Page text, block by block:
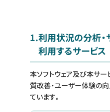
1.利用状況の分析
利用するサービス
本ソフトウェア及び本サ
質改善・ユーザー体験の
ています。